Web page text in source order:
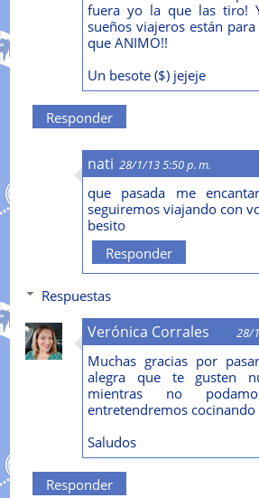
fuera yo la que las tiro!
sueños viajeros están
que ANIMO!!
Un besote ($) jejeje
Responder
nati 28/1/13 5:50 p. m.
que pasada me
seguiremos viajando con
besito
Responder
Respuestas
Verónica Corrales 28/
Muchas gracias por
alegra que te gusten
mientras no
entretendremos cocinando
Saludos
Responder